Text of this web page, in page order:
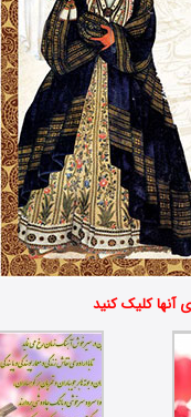
آنها کلیک کنید